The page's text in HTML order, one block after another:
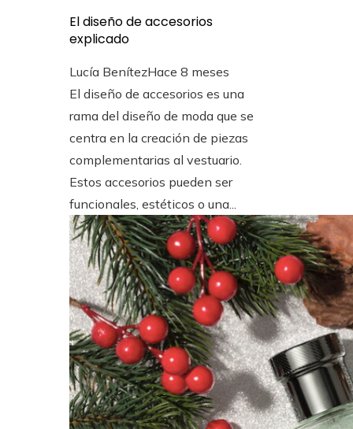
El diseño de accesorios
explicado
Lucía BenítezHace 8 meses
El diseño de accesorios es una
rama del diseño de moda que se
centra en la creación de piezas
complementarias al vestuario.
Estos accesorios pueden ser
funcionales, estéticos o una...